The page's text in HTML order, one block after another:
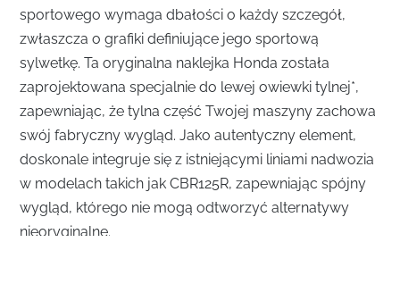
sportowego wymaga dbałości o każdy szczegół,
zwłaszcza o grafiki definiujące jego sportową
sylwetkę. Ta oryginalna naklejka Honda została
zaprojektowana specjalnie do lewej owiewki tylnej*,
zapewniając, że tylna część Twojej maszyny zachowa
swój fabryczny wygląd. Jako autentyczny element,
doskonale integruje się z istniejącymi liniami nadwozia
w modelach takich jak CBR125R, zapewniając spójny
wygląd, którego nie mogą odtworzyć alternatywy
nieoryginalne.